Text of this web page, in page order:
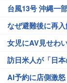
台風13号 沖縄一
なぜ避難後に再
女児にAV見せわ
訪日米人が「日
AI予約に店側激怒